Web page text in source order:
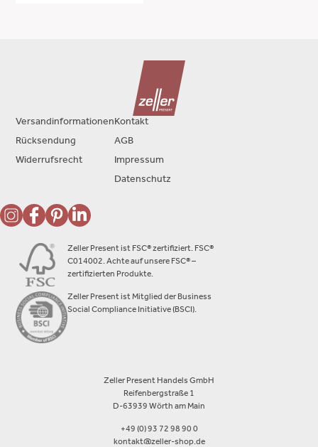
Zeller Present ist FSC® zertifiziert. FSC®
C014002. Achte auf unsere FSC® –
zertifizierten Produkte.
Zeller Present ist Mitglied der Business
Social Compliance Initiative (BSCI).
Zeller Present Handels GmbH
Reifenbergstraße 1
D-63939 Wörth am Main
+49 (0) 93 72 98 90 0
kontakt@zeller-shop.de
Versandinformationen
Rücksendung
Widerrufsrecht
Kontakt
AGB
Impressum
Datenschutz